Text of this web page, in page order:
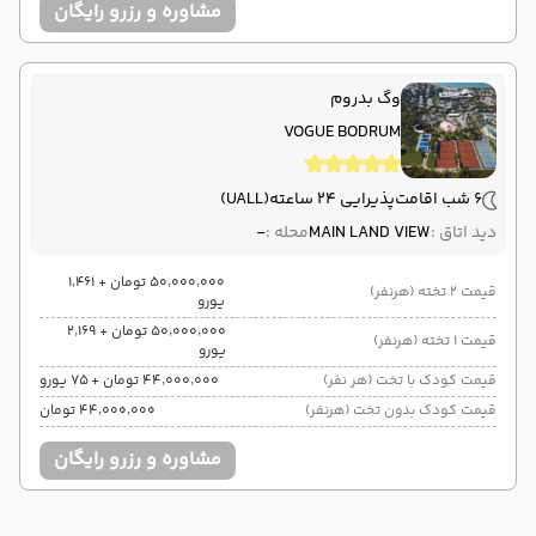
مشاوره و رزرو رایگان
وگ بدروم
VOGUE BODRUM
6 شب اقامت پذیرایی 24 ساعته
(UALL)
دید اتاق :MAIN LAND VIEWمحله :-
قیمت 2 تخته (هرنفر)
۵۰٬۰۰۰٬۰۰۰ تومان + ۱٬۴۶۱
یورو
قیمت 1 تخته (هرنفر)
۵۰٬۰۰۰٬۰۰۰ تومان + ۲٬۱۶۹
یورو
قیمت کودک با تخت (هر نفر)
۴۴٬۰۰۰٬۰۰۰ تومان + ۷۵ یورو
قیمت کودک بدون تخت (هرنفر)
۴۴٬۰۰۰٬۰۰۰ تومان
مشاوره و رزرو رایگان